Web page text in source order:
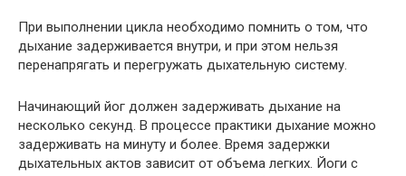
При выполнении цикла необходимо помнить о том, что
дыхание задерживается внутри, и при этом нельзя
перенапрягать и перегружать дыхательную систему.
Начинающий йог должен задерживать дыхание на
несколько секунд. В процессе практики дыхание можно
задерживать на минуту и более. Время задержки
дыхательных актов зависит от объема легких. Йоги с